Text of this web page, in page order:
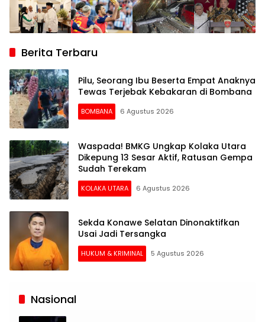
Berita Terbaru
Pilu, Seorang Ibu Beserta Empat Anaknya
Tewas Terjebak Kebakaran di Bombana
BOMBANA 6 Agustus 2026
Waspada! BMKG Ungkap Kolaka Utara
Dikepung 13 Sesar Aktif, Ratusan Gempa
Sudah Terekam
KOLAKA UTARA 6 Agustus 2026
Sekda Konawe Selatan Dinonaktifkan
Usai Jadi Tersangka
HUKUM & KRIMINAL 5 Agustus 2026
Siaran
Nasional